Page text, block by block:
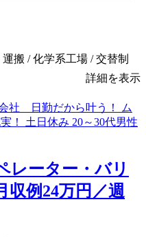
搬 / 化学系工場 / 交替制
詳細を表示
レーター・バリ
収例24万円／週